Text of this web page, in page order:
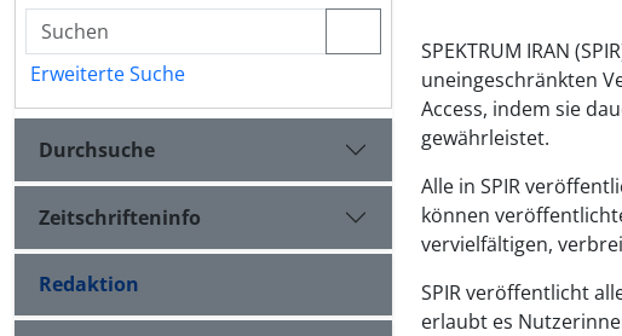
Erweiterte Suche
Durchsuche
Zeitschrifteninfo
Redaktion
SPEKTRUM IRAN
uneingeschränkten
Access, indem sie
gewährleistet.
Alle in SPIR
können
vervielfältigen,
SPIR veröffentlicht
erlaubt es